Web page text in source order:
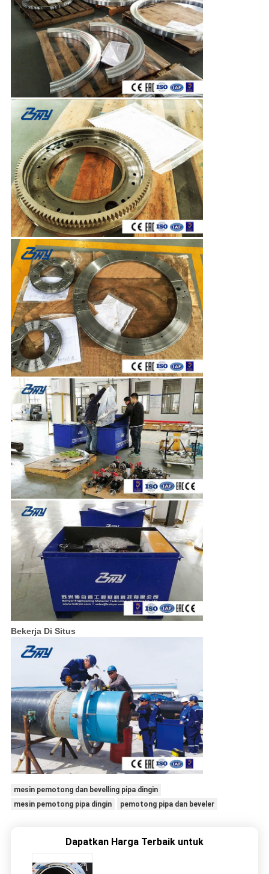
Bekerja Di Situs
mesin pemotong dan bevelling pipa dingin
mesin pemotong pipa dingin
pemotong pipa dan beveler
Dapatkan Harga Terbaik untuk